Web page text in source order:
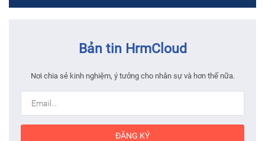
Bản tin HrmCloud
Nơi chia sẻ kinh nghiệm, ý tưởng cho nhân sự và hơn thế nữa.
ĐĂNG KÝ